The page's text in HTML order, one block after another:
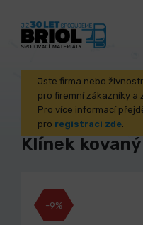
Jste firma nebo
pro firemní zákazníky a
Pro více informací
pro registraci zde.
Klínek
-9%